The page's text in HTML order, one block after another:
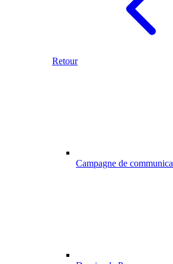
Retour
Campagne de